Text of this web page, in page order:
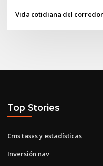
Vida cotidiana del
Top Stories
Cms tasas y estadísticas
Inversión nav